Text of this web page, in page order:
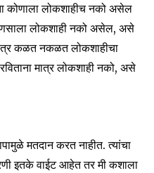
be part of the
address on our website
कोणाला लोकशाहीच नको असेल
लोकशाही नको असेल, असे
कळत नकळत लोकशाहीचा
मात्र लोकशाही नको, असे
मतदान करत नाहीत. त्यांचा
इतके वाईट आहेत तर मी कशाला